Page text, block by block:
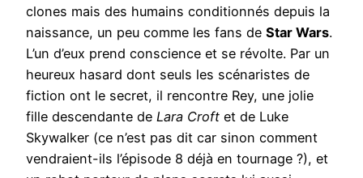
clones mais des humains conditionnés depuis la
naissance, un peu comme les fans de Star Wars.
L’un d’eux prend conscience et se révolte. Par un
heureux hasard dont seuls les scénaristes de
fiction ont le secret, il rencontre Rey, une jolie
fille descendante de Lara Croft et de Luke
Skywalker (ce n’est pas dit car sinon comment
vendraient-ils l’épisode 8 déjà en tournage ?), et